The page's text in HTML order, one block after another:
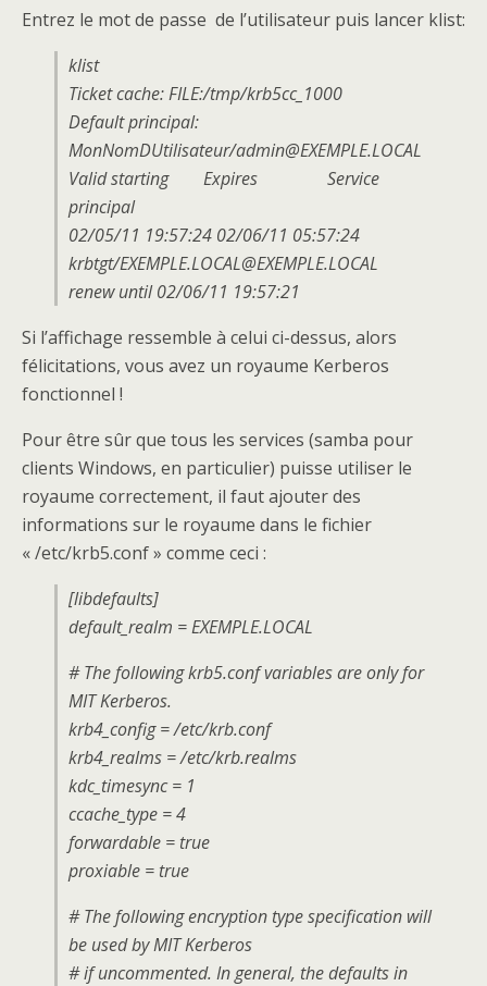
Entrez le mot de passe de l’utilisateur puis lancer klist:
klist
Ticket cache: FILE:/tmp/krb5cc_1000
Default principal:
MonNomDUtilisateur/admin@EXEMPLE.LOCAL
Valid starting Expires Service
principal
02/05/11 19:57:24 02/06/11 05:57:24
krbtgt/EXEMPLE.LOCAL@EXEMPLE.LOCAL
renew until 02/06/11 19:57:21
Si l’affichage ressemble à celui ci-dessus, alors
félicitations, vous avez un royaume Kerberos
fonctionnel !
Pour être sûr que tous les services (samba pour
clients Windows, en particulier) puisse utiliser le
royaume correctement, il faut ajouter des
informations sur le royaume dans le fichier
« /etc/krb5.conf » comme ceci :
[libdefaults]
default_realm = EXEMPLE.LOCAL
# The following krb5.conf variables are only for
MIT Kerberos.
krb4_config = /etc/krb.conf
krb4_realms = /etc/krb.realms
kdc_timesync = 1
ccache_type = 4
forwardable = true
proxiable = true
# The following encryption type specification will
be used by MIT Kerberos
# if uncommented. In general, the defaults in